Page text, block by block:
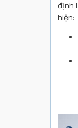
định
hiện: